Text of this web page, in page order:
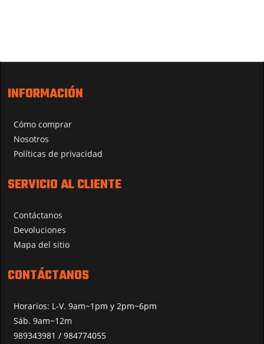
INFORMACIÓN
Cómo comprar
Nosotros
Políticas de privacidad
SERVICIO AL CLIENTE
Contáctanos
Devoluciones
Mapa del sitio
CONTÁCTANOS
Horarios: L-V. 9am~1pm y 2pm~6pm
Sáb. 9am~12m
989343981 / 984774055